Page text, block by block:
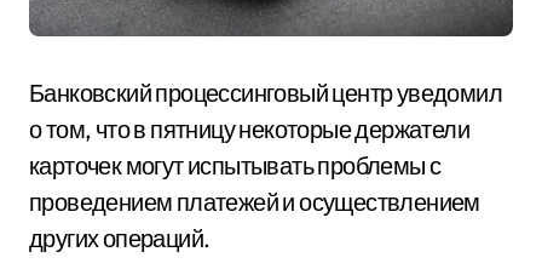
Банковский процессинговый центр уведомил
о том, что в пятницу некоторые держатели
карточек могут испытывать проблемы с
проведением платежей и осуществлением
других операций.